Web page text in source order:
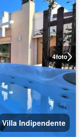
4foto
Villa Indipendente